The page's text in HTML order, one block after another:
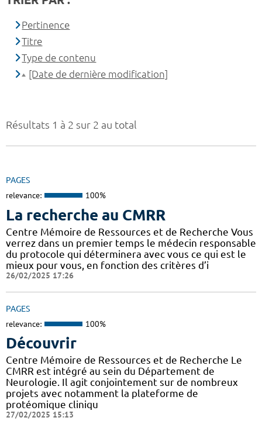
Résultats 1 à 2 sur 2 au total
PAGES
relevance: 100%
La recherche au CMRR
Centre Mémoire de Ressources et de Recherche Vous
verrez dans un premier temps le médecin responsable
du protocole qui déterminera avec vous ce qui est le
mieux pour vous, en fonction des critères d’i
26/02/2025 17:26
PAGES
relevance: 100%
Découvrir
Centre Mémoire de Ressources et de Recherche Le
CMRR est intégré au sein du Département de
Neurologie. Il agit conjointement sur de nombreux
projets avec notamment la plateforme de
protéomique cliniqu
27/02/2025 15:13
Pertinence
Titre
Type de contenu
[Date de dernière modification]